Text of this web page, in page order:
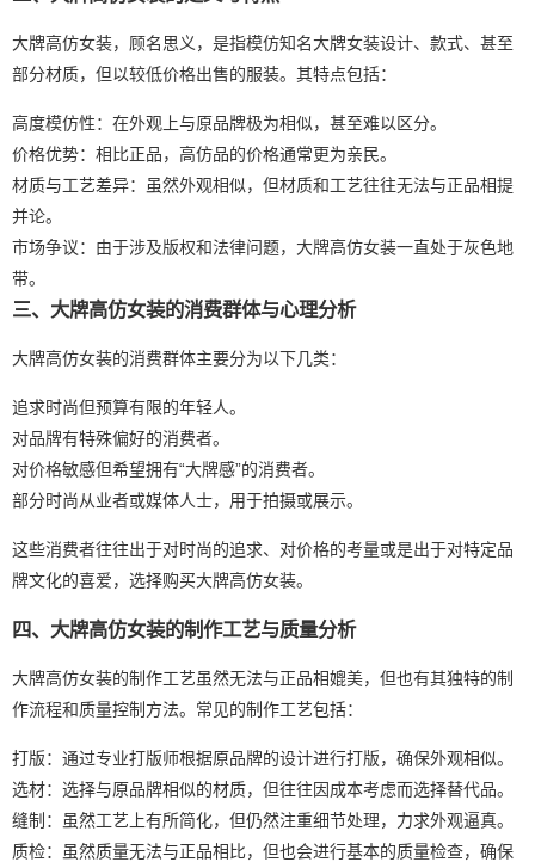
大牌高仿女装，顾名思义，是指模仿知名大牌女装设计、款式、甚至
部分材质，但以较低价格出售的服装。其特点包括：
高度模仿性：在外观上与原品牌极为相似，甚至难以区分。
价格优势：相比正品，高仿品的价格通常更为亲民。
材质与工艺差异：虽然外观相似，但材质和工艺往往无法与正品相提
并论。
市场争议：由于涉及版权和法律问题，大牌高仿女装一直处于灰色地
带。
三、大牌高仿女装的消费群体与心理分析
大牌高仿女装的消费群体主要分为以下几类：
追求时尚但预算有限的年轻人。
对品牌有特殊偏好的消费者。
对价格敏感但希望拥有“大牌感”的消费者。
部分时尚从业者或媒体人士，用于拍摄或展示。
这些消费者往往出于对时尚的追求、对价格的考量或是出于对特定品
牌文化的喜爱，选择购买大牌高仿女装。
四、大牌高仿女装的制作工艺与质量分析
大牌高仿女装的制作工艺虽然无法与正品相媲美，但也有其独特的制
作流程和质量控制方法。常见的制作工艺包括：
打版：通过专业打版师根据原品牌的设计进行打版，确保外观相似。
选材：选择与原品牌相似的材质，但往往因成本考虑而选择替代品。
缝制：虽然工艺上有所简化，但仍然注重细节处理，力求外观逼真。
质检：虽然质量无法与正品相比，但也会进行基本的质量检查，确保